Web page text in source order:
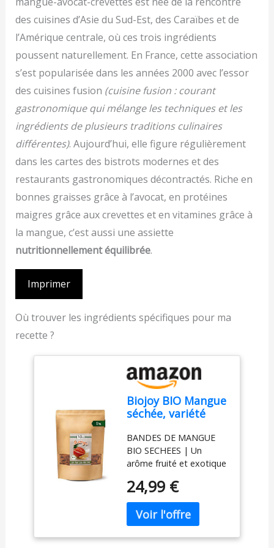
des cuisines d’Asie du Sud-Est, des Caraïbes et de
l’Amérique centrale, où ces trois ingrédients
poussent naturellement. En France, cette association
s’est popularisée dans les années 2000 avec l’essor
des cuisines fusion (cuisine fusion : courant
gastronomique qui mélange les techniques et les
ingrédients de plusieurs traditions culinaires
différentes). Aujourd’hui, elle figure régulièrement
dans les cartes des bistrots modernes et des
restaurants gastronomiques décontractés. Riche en
bonnes graisses grâce à l’avocat, en protéines
maigres grâce aux crevettes et en vitamines grâce à
la mangue, c’est aussi une assiette
nutritionnellement équilibrée.
Imprimer
Où trouver les ingrédients spécifiques pour ma
recette ?
Biojoy BIO Mangue
séchée, variété
1 kg
BANDES DE MANGUE
BIO SECHEES | Un
arôme fruité et exotique
des régions écologiques
à 100% contrôléеs. Une
véritable qualité BIO,
sans sucre ajouté et
sont séchés sans
24,99 €